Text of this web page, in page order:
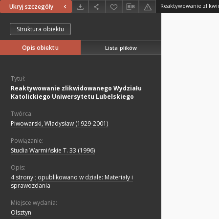
Ukryj szczegóły
Struktura obiektu
Opis obiektu Lista plików
Tytuł:
Reaktywowanie zlikwidowanego Wydziału
Katolickiego Uniwersytetu Lubelskiego
Twórca:
Piwowarski, Władysław (1929-2001)
Powiązanie:
Studia Warmińskie T. 33 (1996)
Opis:
4 strony ; opublikowano w dziale: Materiały i
sprawozdania
Miejsce wydania:
Olsztyn